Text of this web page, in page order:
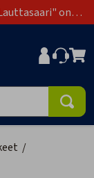
on
/